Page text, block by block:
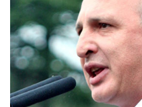
Ингушетия
Кабардино-Балкария
Калмыкия
Карачаево-Черкесия
Краснодарский край